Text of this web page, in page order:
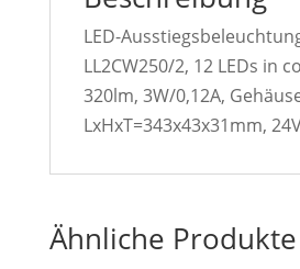
LED-
LL2CW250/2, 12 LEDs in
320lm, 3W/0,12A,
LxHxT=343x43x31mm,
Ähnliche Produkte